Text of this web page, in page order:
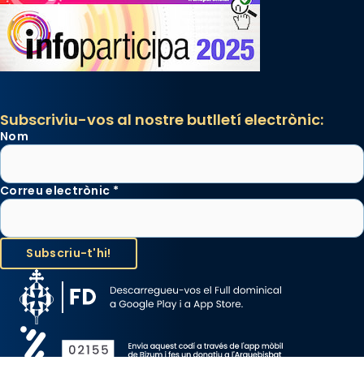
Subscriviu-vos al nostre butlletí electrònic:
Nom
Correu electrònic *